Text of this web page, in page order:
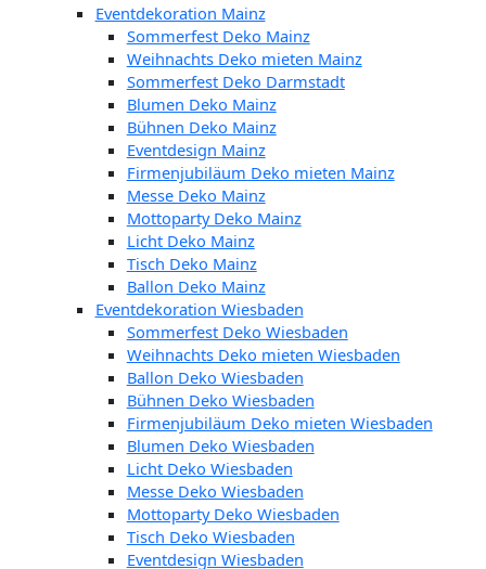
Eventdekoration Mainz
Sommerfest Deko Mainz
Weihnachts Deko mieten Mainz
Sommerfest Deko Darmstadt
Blumen Deko Mainz
Bühnen Deko Mainz
Eventdesign Mainz
Firmenjubiläum Deko mieten Mainz
Messe Deko Mainz
Mottoparty Deko Mainz
Licht Deko Mainz
Tisch Deko Mainz
Ballon Deko Mainz
Eventdekoration Wiesbaden
Sommerfest Deko Wiesbaden
Weihnachts Deko mieten Wiesbaden
Ballon Deko Wiesbaden
Bühnen Deko Wiesbaden
Firmenjubiläum Deko mieten Wiesbaden
Blumen Deko Wiesbaden
Licht Deko Wiesbaden
Messe Deko Wiesbaden
Mottoparty Deko Wiesbaden
Tisch Deko Wiesbaden
Eventdesign Wiesbaden